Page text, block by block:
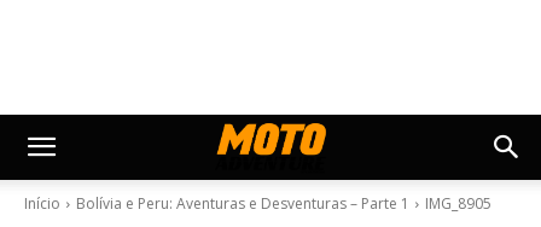
Início Bolívia e Peru: Aventuras e Desventuras – Parte 1 IMG_8905